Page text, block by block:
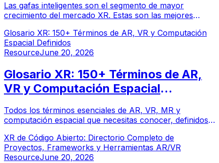
Las gafas inteligentes son el segmento de mayor
crecimiento del mercado XR. Estas son las mejores
para ellas y definiendo la categoría en 2026.
Glosario XR: 150+ Términos de AR, VR y Computación
Espacial Definidos
ResourceJune 20, 2026
Glosario XR: 150+ Términos de AR,
VR y Computación Espacial
Todos los términos esenciales de AR, VR, MR y
computación espacial que necesitas conocer, definidos
el glosario XR más completo en línea.
XR de Código Abierto: Directorio Completo de
Proyectos, Frameworks y Herramientas AR/VR
ResourceJune 20, 2026